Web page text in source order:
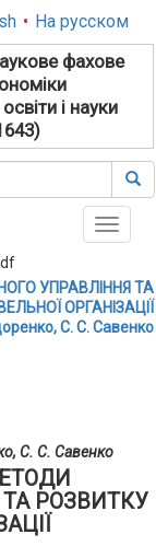
• На русском
фахове
і науки
Toggle
УПРАВЛІННЯ ТА
ОРГАНІЗАЦІЇ
С. С. Савенко
С. С. Савенко
РОЗВИТКУ